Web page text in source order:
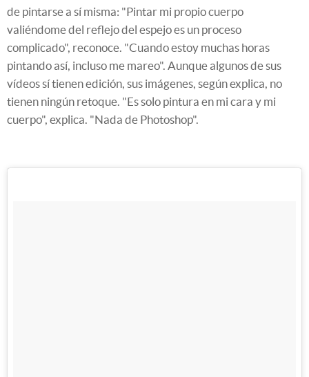
de pintarse a sí misma: "Pintar mi propio cuerpo
valiéndome del reflejo del espejo es un proceso
complicado", reconoce. "Cuando estoy muchas horas
pintando así, incluso me mareo". Aunque algunos de sus
vídeos sí tienen edición, sus imágenes, según explica, no
tienen ningún retoque. "Es solo pintura en mi cara y mi
cuerpo", explica. "Nada de Photoshop".